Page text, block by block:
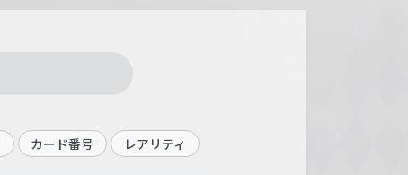
カード番号 レアリティ